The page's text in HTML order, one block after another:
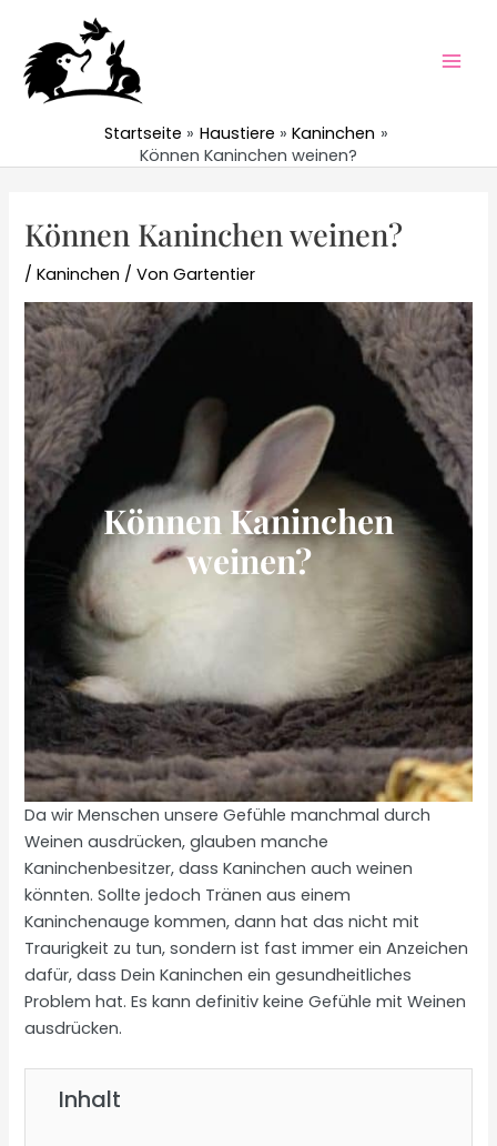
springen
Startseite Haustiere
Kaninchen
Können Kaninchen weinen?
Können Kaninchen weinen?
/Kaninchen / VonGartentier
Können Kaninchen
weinen?
Da wir Menschen unsere Gefühle manchmal durch
Weinen ausdrücken, glauben manche
Kaninchenbesitzer, dass Kaninchen auch weinen
könnten. Sollte jedoch Tränen aus einem
Kaninchenauge kommen, dann hat das nicht mit
Traurigkeit zu tun, sondern ist fast immer ein Anzeichen
dafür, dass Dein Kaninchen ein gesundheitliches
Problem hat. Es kann definitiv keine Gefühle mit Weinen
ausdrücken.
Inhalt